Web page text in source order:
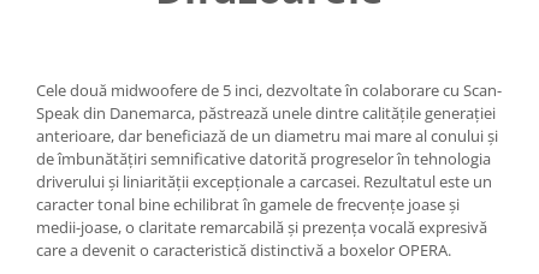
Cele două midwoofere de 5 inci, dezvoltate în colaborare cu Scan-
Speak din Danemarca, păstrează unele dintre calitățile generației
anterioare, dar beneficiază de un diametru mai mare al conului și
de îmbunătățiri semnificative datorită progreselor în tehnologia
driverului și liniarității excepționale a carcasei. Rezultatul este un
caracter tonal bine echilibrat în gamele de frecvențe joase și
medii-joase, o claritate remarcabilă și prezența vocală expresivă
care a devenit o caracteristică distinctivă a boxelor OPERA.